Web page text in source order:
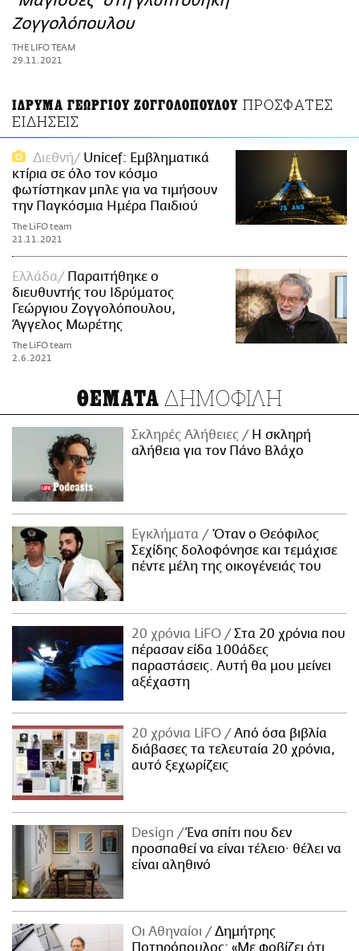
ΑΜΠΑ
PRINT
Ζογγολόπουλου
THE LIFO TEAM
29.11.2021
ΙΔΡΥΜΑ ΓΕΩΡΓΙΟΥ ΖΟΓΓΟΛΟΠΟΥΛΟΥ ΠΡΟΣΦΑΤΕΣ
ΕΙΔΗΣΕΙΣ
Διεθνή
Unicef: Εμβληματικά
κτίρια σε όλο τον κόσμο
φωτίστηκαν μπλε για να τιμήσουν
την Παγκόσμια Ημέρα Παιδιού
The LiFO team
21.11.2021
Ελλάδα
Παραιτήθηκε ο
διευθυντής του Ιδρύματος
Γεώργιου Ζογγολόπουλου,
Άγγελος Μωρέτης
The LiFO team
2.6.2021
ΘΕΜΑΤΑ ΔΗΜΟΦΙΛΗ
Σκληρές Αλήθειες
H σκληρή
αλήθεια για τον Πάνο Βλάχο
Εγκλήματα
Όταν ο Θεόφιλος
Σεχίδης δολοφόνησε και τεμάχισε
πέντε μέλη της οικογένειάς του
20 χρόνια LiFO
Στα 20 χρόνια που
πέρασαν είδα 100άδες
παραστάσεις. Αυτή θα μου μείνει
αξέχαστη
20 χρόνια LiFO
Από όσα βιβλία
διάβασες τα τελευταία 20 χρόνια,
αυτό ξεχωρίζεις
Design
Ένα σπίτι που δεν
προσπαθεί να είναι τέλειο· θέλει να
είναι αληθινό
Οι Αθηναίοι
Δημήτρης